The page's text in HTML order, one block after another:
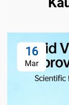
16
Mar